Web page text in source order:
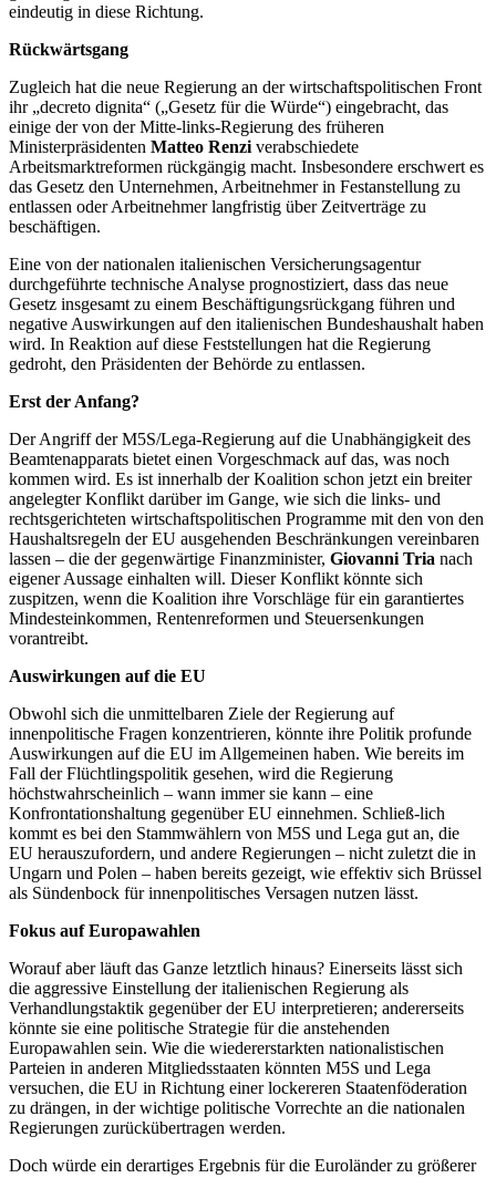
eindeutig in diese Richtung.
Rückwärtsgang
Zugleich hat die neue Regierung an der wirtschaftspolitischen Front
ihr „decreto dignita“ („Gesetz für die Würde“) eingebracht, das
einige der von der Mitte-links-Regierung des früheren
Ministerpräsidenten Matteo Renzi verabschiedete
Arbeitsmarktreformen rückgängig macht. Insbesondere erschwert es
das Gesetz den Unternehmen, Arbeitnehmer in Festanstellung zu
entlassen oder Arbeitnehmer langfristig über Zeitverträge zu
beschäftigen.
Eine von der nationalen italienischen Versicherungsagentur
durchgeführte technische Analyse prognostiziert, dass das neue
Gesetz insgesamt zu einem Beschäftigungsrückgang führen und
negative Auswirkungen auf den italienischen Bundeshaushalt haben
wird. In Reaktion auf diese Feststellungen hat die Regierung
gedroht, den Präsidenten der Behörde zu entlassen.
Erst der Anfang?
Der Angriff der M5S/Lega-Regierung auf die Unabhängigkeit des
Beamtenapparats bietet einen Vorgeschmack auf das, was noch
kommen wird. Es ist innerhalb der Koalition schon jetzt ein breiter
angelegter Konflikt darüber im Gange, wie sich die links- und
rechtsgerichteten wirtschaftspolitischen Programme mit den von den
Haushaltsregeln der EU ausgehenden Beschränkungen vereinbaren
lassen – die der gegenwärtige Finanzminister, Giovanni Tria nach
eigener Aussage einhalten will. Dieser Konflikt könnte sich
zuspitzen, wenn die Koalition ihre Vorschläge für ein garantiertes
Mindesteinkommen, Rentenreformen und Steuersenkungen
vorantreibt.
Auswirkungen auf die EU
Obwohl sich die unmittelbaren Ziele der Regierung auf
innenpolitische Fragen konzentrieren, könnte ihre Politik profunde
Auswirkungen auf die EU im Allgemeinen haben. Wie bereits im
Fall der Flüchtlingspolitik gesehen, wird die Regierung
höchstwahrscheinlich – wann immer sie kann – eine
Konfrontationshaltung gegenüber EU einnehmen. Schließ-lich
kommt es bei den Stammwählern von M5S und Lega gut an, die
EU herauszufordern, und andere Regierungen – nicht zuletzt die in
Ungarn und Polen – haben bereits gezeigt, wie effektiv sich Brüssel
als Sündenbock für innenpolitisches Versagen nutzen lässt.
Fokus auf Europawahlen
Worauf aber läuft das Ganze letztlich hinaus? Einerseits lässt sich
die aggressive Einstellung der italienischen Regierung als
Verhandlungstaktik gegenüber der EU interpretieren; andererseits
könnte sie eine politische Strategie für die anstehenden
Europawahlen sein. Wie die wiedererstarkten nationalistischen
Parteien in anderen Mitgliedsstaaten könnten M5S und Lega
versuchen, die EU in Richtung einer lockereren Staatenföderation
zu drängen, in der wichtige politische Vorrechte an die nationalen
Regierungen zurückübertragen werden.
Doch würde ein derartiges Ergebnis für die Euroländer zu größerer